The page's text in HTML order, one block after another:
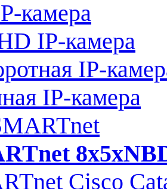
камера
IP-камера
IP-
IP-камера
Cisco